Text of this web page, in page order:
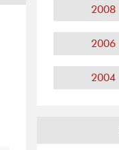
2008
2006
2004